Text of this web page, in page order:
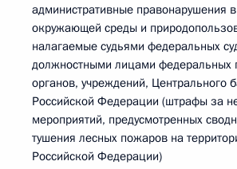
административные правонарушения
окружающей среды и
налагаемые судьями федеральных
должностными лицами федеральных
органов, учреждений, Центрального
Российской Федерации (штрафы за
мероприятий, предусмотренных
тушения лесных пожаров на
Российской Федерации)